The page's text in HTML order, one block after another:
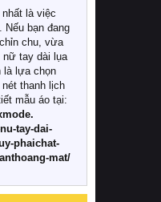
đi tìm lời
viết dưới đây.
hiện đại lại ưa
cao cấp?
phẩm thông
ga gối đệm
sản xuất
lọc nguyên
dệt
hóa chất
rệt sự khác
là việc
bạn đang
chu, vừa
tay dài lụa
là lựa chọn
thanh lịch
mẫu áo tại:
tay-dai-
phaichat-
mat/